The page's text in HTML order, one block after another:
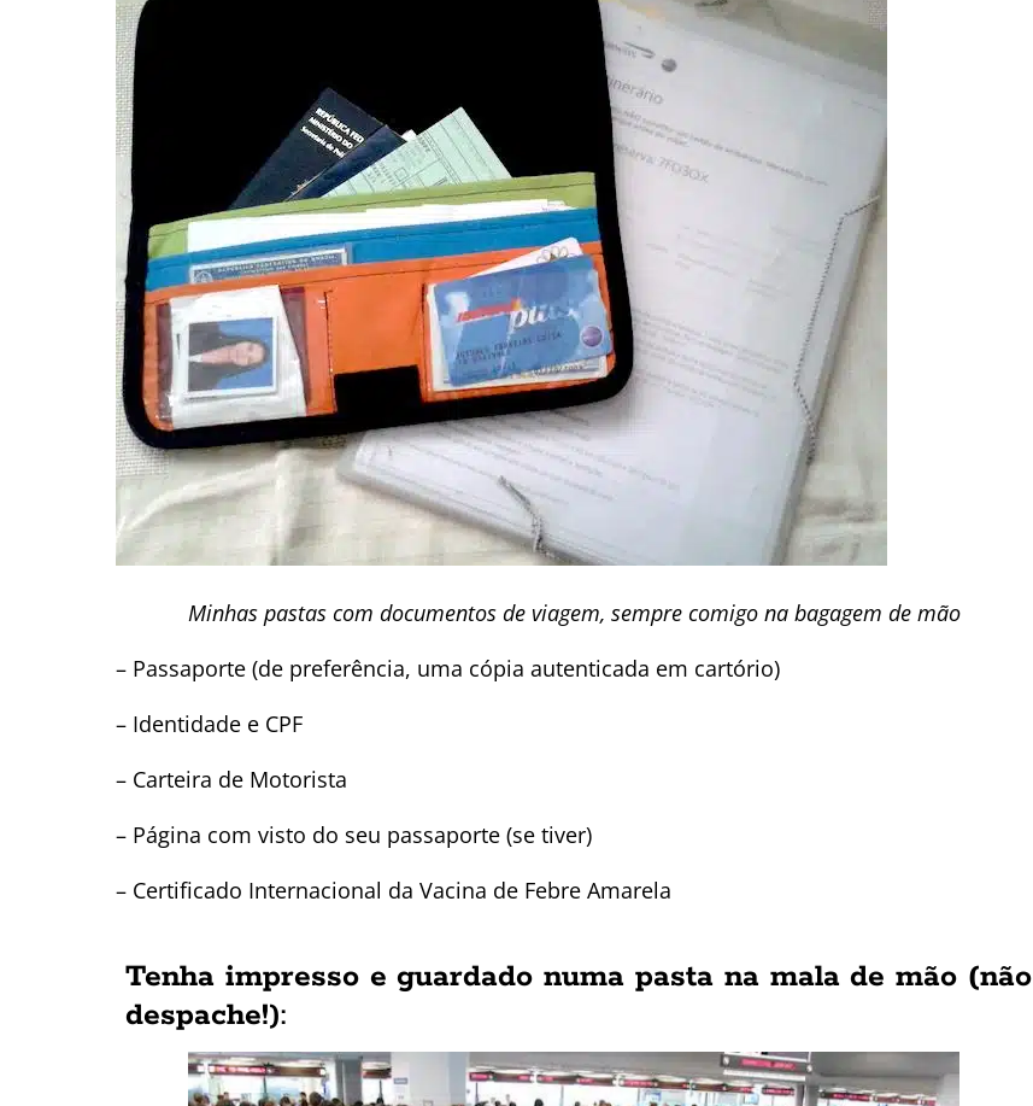
Minhas pastas com documentos de viagem, sempre comigo na bagagem de mão
– Passaporte (de preferência, uma cópia autenticada em cartório)
– Identidade e CPF
– Carteira de Motorista
– Página com visto do seu passaporte (se tiver)
– Certificado Internacional da Vacina de Febre Amarela
Tenha impresso e guardado numa pasta na mala de mão (não
despache!):